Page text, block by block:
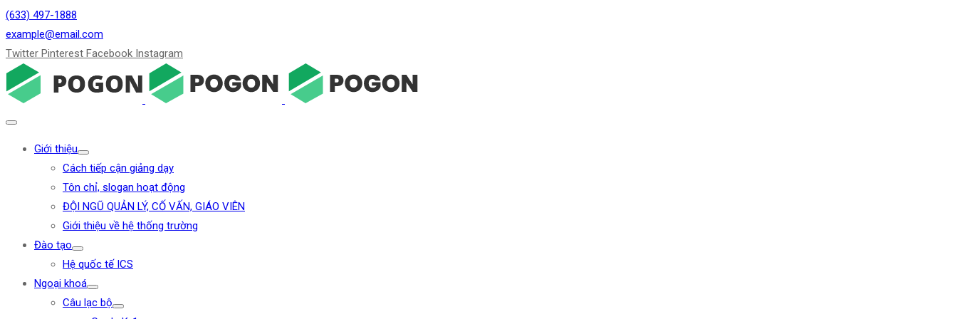
(633) 497-1888
example@email.com
Twitter Pinterest Facebook Instagram
Giới thiệu
Cách tiếp cận giảng dạy
Tôn chỉ, slogan hoạt động
ĐỘI NGŨ QUẢN LÝ, CỐ VẤN, GIÁO VIÊN
Giới thiệu về hệ thống trường
Đào tạo
Hệ quốc tế ICS
Ngoại khoá
Câu lạc bộ